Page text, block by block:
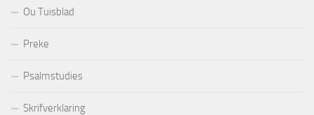
Ou Tuisblad
Preke
Psalmstudies
Skrifverklaring